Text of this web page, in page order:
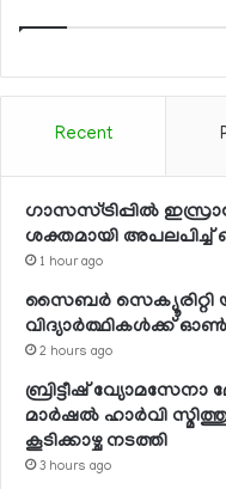
Recent
ഗാസസ്ട്രിപ്പില്‍
ശക്തമായി അപലപിച്ച്
1 hour ago
സൈബര്‍ സെക്യൂരിറ്റി
വിദ്യാര്‍ത്ഥികള്‍ക്ക്
2 hours ago
ബ്രിട്ടീഷ്
മാര്‍ഷല്‍ ഹാര്‍വി
കൂടിക്കാഴ്ച നടത്തി
3 hours ago